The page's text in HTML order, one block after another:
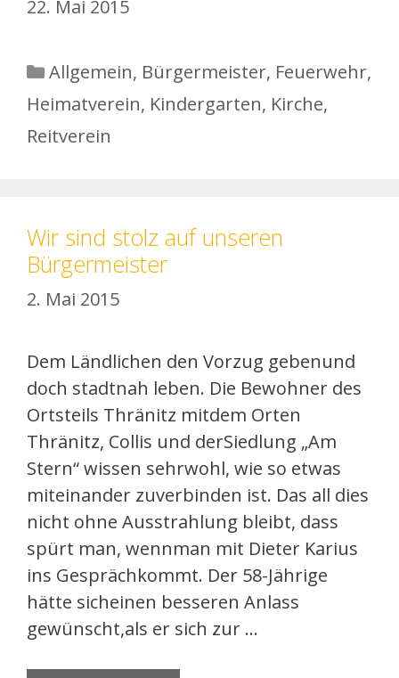
22. Mai 2015
Kategorien
Allgemein, Bürgermeister, Feuerwehr,
Heimatverein, Kindergarten, Kirche,
Reitverein
Wir sind stolz auf unseren
Bürgermeister
2. Mai 2015
Dem Ländlichen den Vorzug gebenund
doch stadtnah leben. Die Bewohner des
Ortsteils Thränitz mitdem Orten
Thränitz, Collis und derSiedlung „Am
Stern“ wissen sehrwohl, wie so etwas
miteinander zuverbinden ist. Das all dies
nicht ohne Ausstrahlung bleibt, dass
spürt man, wennman mit Dieter Karius
ins Gesprächkommt. Der 58-Jährige
hätte sicheinen besseren Anlass
gewünscht,als er sich zur …